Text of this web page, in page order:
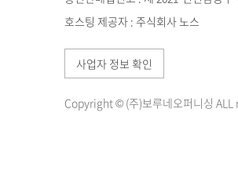
호스팅 제공자 : 주식회사 노스
사업자 정보 확인
Copyright © (주)보루네오퍼니싱